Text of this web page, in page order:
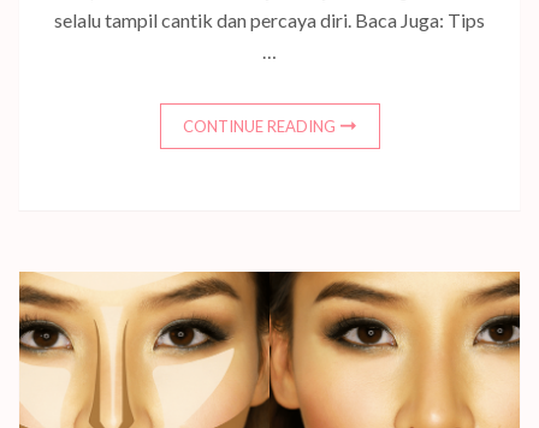
selalu tampil cantik dan percaya diri. Baca Juga: Tips
…
CONTINUE READING